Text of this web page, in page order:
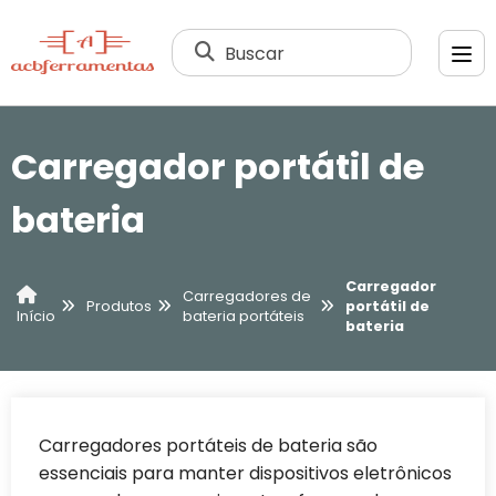
Buscar
Carregador portátil de
bateria
Início
Produtos
Carregadores de
bateria portáteis
Carregador
portátil de
bateria
Carregadores portáteis de bateria são
essenciais para manter dispositivos eletrônicos